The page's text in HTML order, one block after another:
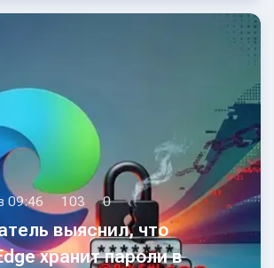
09:46 103 0
выяснил, что
хранит пароли в